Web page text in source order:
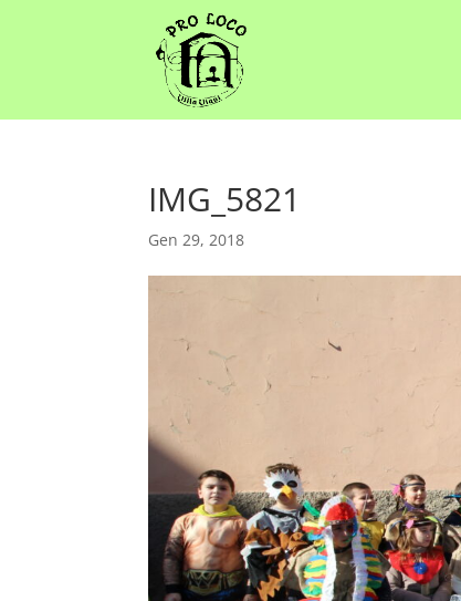
IMG_5821
Gen 29, 2018